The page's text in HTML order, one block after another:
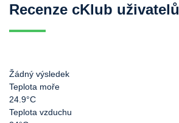
Recenze cKlub uživatelů
Žádný výsledek
Teplota moře
24.9°C
Teplota vzduchu